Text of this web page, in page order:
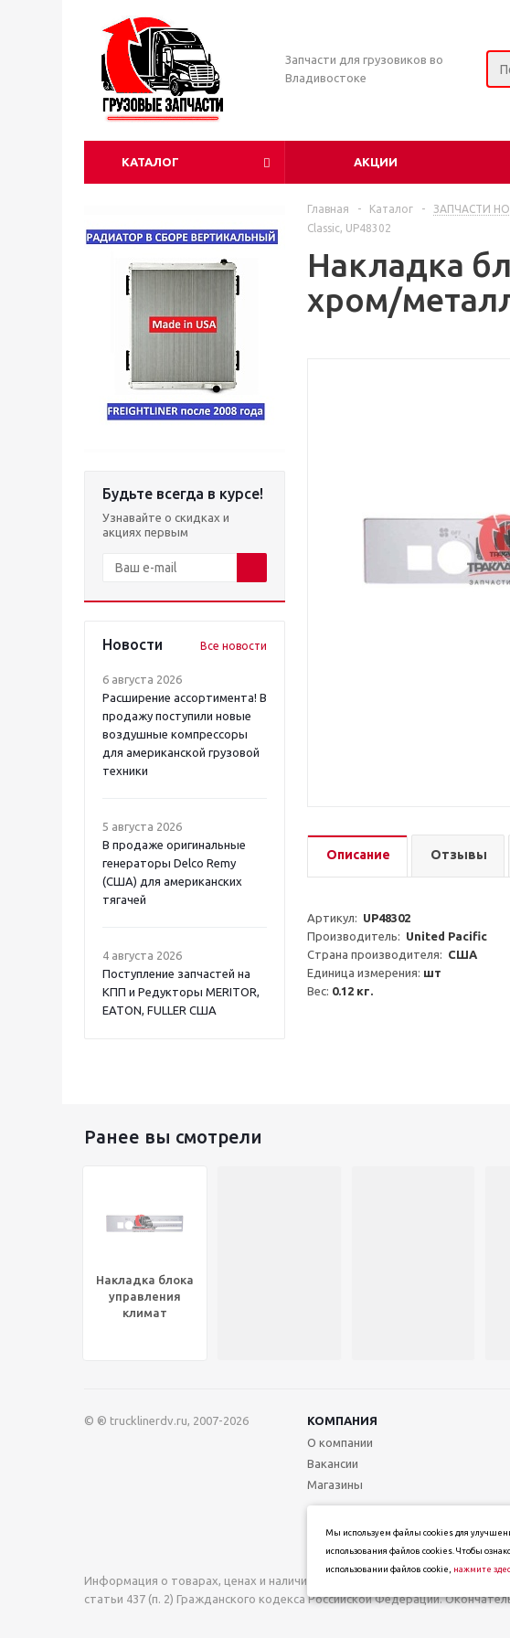
Запчасти для грузовиков во
Владивостоке
КАТАЛОГ АКЦИИ
Будьте всегда в курсе!
Узнавайте о скидках и
акциях первым
Новости Все новости
6 августа 2026
Расширение ассортимента! В
продажу поступили новые
воздушные компрессоры
для американской грузовой
техники
5 августа 2026
В продаже оригинальные
генераторы Delco Remy
(США) для американских
тягачей
4 августа 2026
Поступление запчастей на
КПП и Редукторы MERITOR,
EATON, FULLER США
Главная - Каталог - ЗАПЧАСТИ
Classic, UP48302
Накладка
хром/
Описание Отзывы
Артикул: UP48302
Производитель: United Pacific
Страна производителя: США
Единица измерения: шт
Вес: 0.12 кг.
Ранее вы смотрели
Накладка блока
управления
климат
© ® trucklinerdv.ru, 2007-2026 КОМПАНИЯ
О компании
Вакансии
Магазины
Информация о товарах, ценах и наличии на сайте носит
статьи 437 (п. 2) Гражданского кодекса Российской Федерации.
Мы используем файлы cookies для
использования файлов cookies. Чтобы
использовании файлов cookie, нажмите